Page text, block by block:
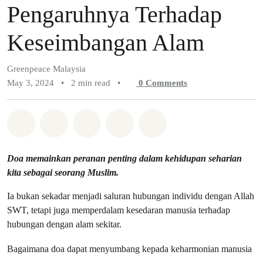
Pengaruhnya Terhadap
Keseimbangan Alam
Greenpeace Malaysia
May 3, 2024
• 2 min read • 0 Comments
Doa memainkan peranan penting dalam kehidupan seharian
kita sebagai seorang Muslim.
Ia bukan sekadar menjadi saluran hubungan individu dengan Allah
SWT, tetapi juga memperdalam kesedaran manusia terhadap
hubungan dengan alam sekitar.
Bagaimana doa dapat menyumbang kepada keharmonian manusia